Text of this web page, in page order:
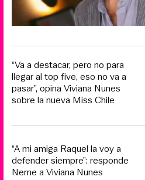
“Va a destacar, pero no para
llegar al top five, eso no va a
pasar”, opina Viviana Nunes
sobre la nueva Miss Chile
“A mi amiga Raquel la voy a
defender siempre”: responde
Neme a Viviana Nunes